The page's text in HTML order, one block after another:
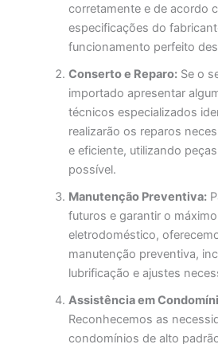
corretamente e de acordo
especificações do
funcionamento perfeito
Conserto e Reparo: Se o
importado apresentar
técnicos especializados
realizarão os reparos
e eficiente, utilizando
possível.
Manutenção Preventiva:
futuros e garantir o
eletrodoméstico,
manutenção preventiva,
lubrificação e ajustes
Assistência em
Reconhecemos as
condomínios de alto